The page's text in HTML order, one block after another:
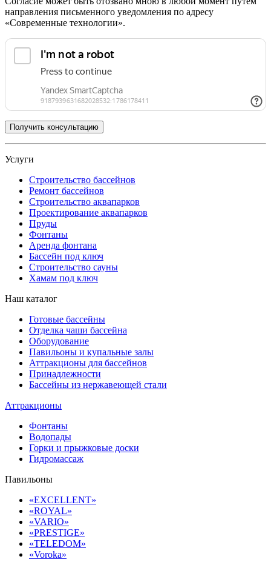
направления письменного уведомления по адресу
«Современные технологии».
Услуги
Строительство бассейнов
Ремонт бассейнов
Строительство аквапарков
Проектирование аквапарков
Пруды
Фонтаны
Аренда фонтана
Бассейн под ключ
Строительство сауны
Хамам под ключ
Наш каталог
Готовые бассейны
Отделка чаши бассейна
Оборудование
Павильоны и купальные залы
Аттракционы для бассейнов
Принадлежности
Бассейны из нержавеющей стали
Аттракционы
Фонтаны
Водопады
Горки и прыжковые доски
Гидромассаж
Павильоны
«EXCELLENT»
«ROYAL»
«VARIO»
«PRESTIGE»
«TELEDOM»
«Voroka»